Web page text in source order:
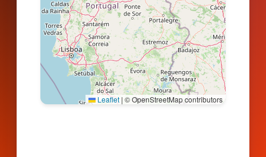
Leaflet | © OpenStreetMap contributors